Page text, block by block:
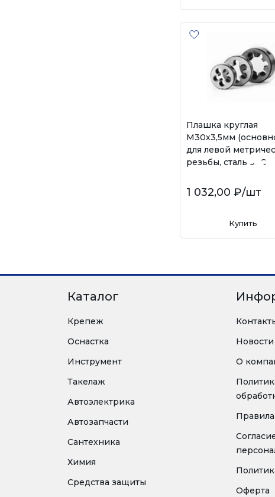
Плашка круглая
М30х3,5мм
для левой
резьбы, сталь 9ХС
1 032,00 ₽/шт
Купить
Каталог
Крепеж
Оснастка
Инструмент
Такелаж
Автоэлектрика
Автозапчасти
Сантехника
Химия
Средства защиты
Новости
О
Оферта